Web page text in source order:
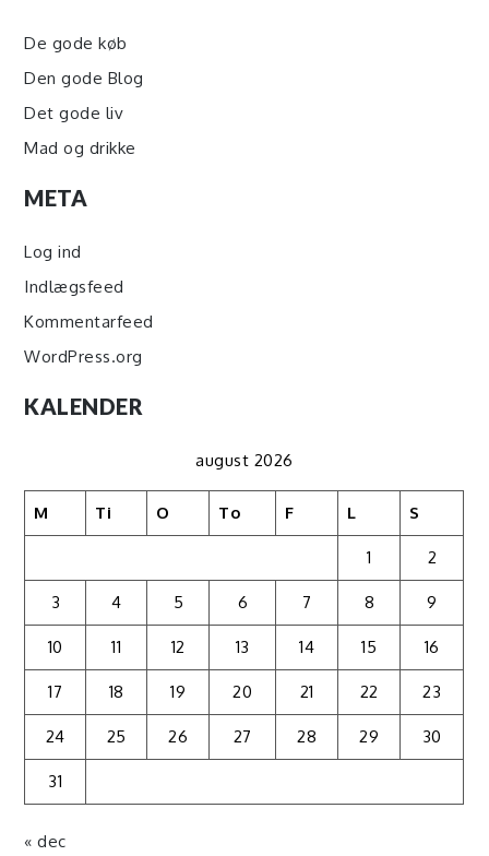
De gode køb
Den gode Blog
Det gode liv
Mad og drikke
META
Log ind
Indlægsfeed
Kommentarfeed
WordPress.org
KALENDER
august 2026
M Ti O To F L S
1 2
3 4 5 6 7 8 9
10 11 12 13 14 15 16
17 18 19 20 21 22 23
24 25 26 27 28 29 30
31
« dec